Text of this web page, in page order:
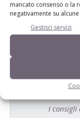
mancato consenso o la
negativamente su
Gestisci servizi
Un modo
I consigli